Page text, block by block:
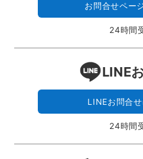
お問合せペー
24時間
LINE
LINEお問合
24時間